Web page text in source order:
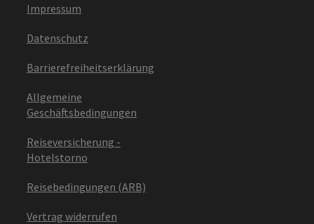
Impressum
Datenschutz
Barrierefreiheitserklärung
Allgemeine
Geschäftsbedingungen
Reiseversicherung -
Hotelstorno
Reisebedingungen (ARB)
Vertrag widerrufen